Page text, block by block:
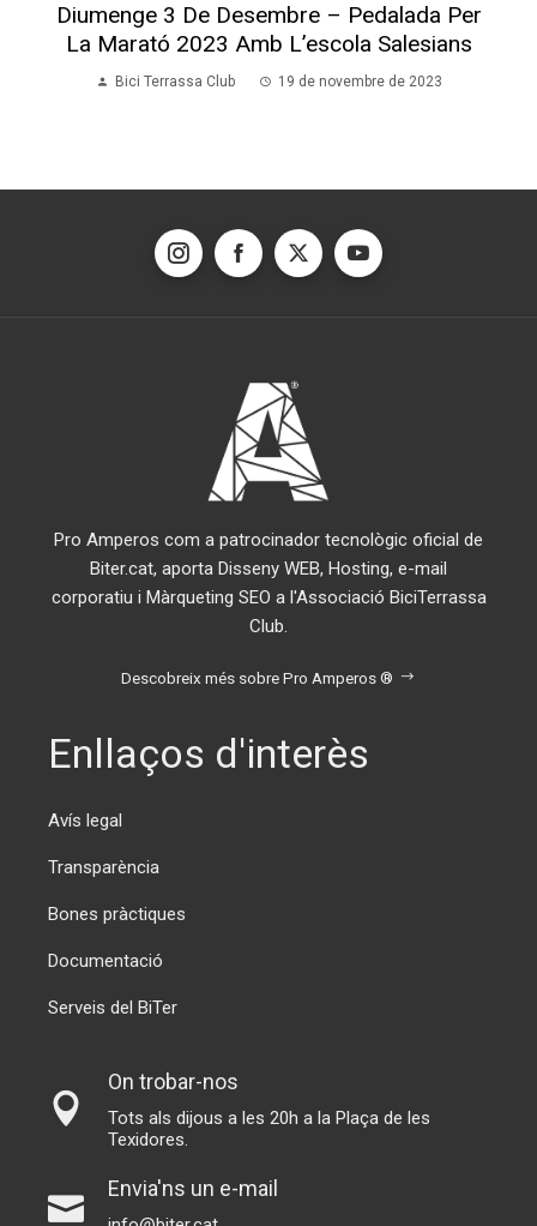
Diumenge 3 De Desembre – Pedalada Per
La Marató 2023 Amb L’escola Salesians
Bici Terrassa Club 19 de novembre de 2023
Pro Amperos com a patrocinador tecnològic oficial de
Biter.cat, aporta Disseny WEB, Hosting, e-mail
corporatiu i Màrqueting SEO a l'Associació BiciTerrassa
Club.
Descobreix més sobre Pro Amperos ®
Enllaços d'interès
Avís legal
Transparència
Bones pràctiques
Documentació
Serveis del BiTer
On trobar-nos
Tots als dijous a les 20h a la Plaça de les
Texidores.
Envia'ns un e-mail